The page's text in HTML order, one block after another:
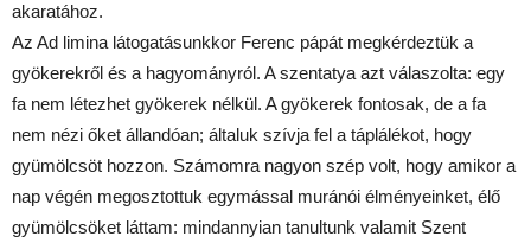
akaratához.
Az Ad limina látogatásunkkor Ferenc pápát megkérdeztük a
gyökerekről és a hagyományról. A szentatya azt válaszolta: egy
fa nem létezhet gyökerek nélkül. A gyökerek fontosak, de a fa
nem nézi őket állandóan; általuk szívja fel a táplálékot, hogy
gyümölcsöt hozzon. Számomra nagyon szép volt, hogy amikor a
nap végén megosztottuk egymással muránói élményeinket, élő
gyümölcsöket láttam: mindannyian tanultunk valamit Szent